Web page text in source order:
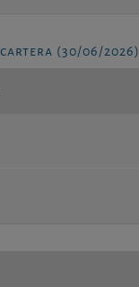
(30/06/2026)